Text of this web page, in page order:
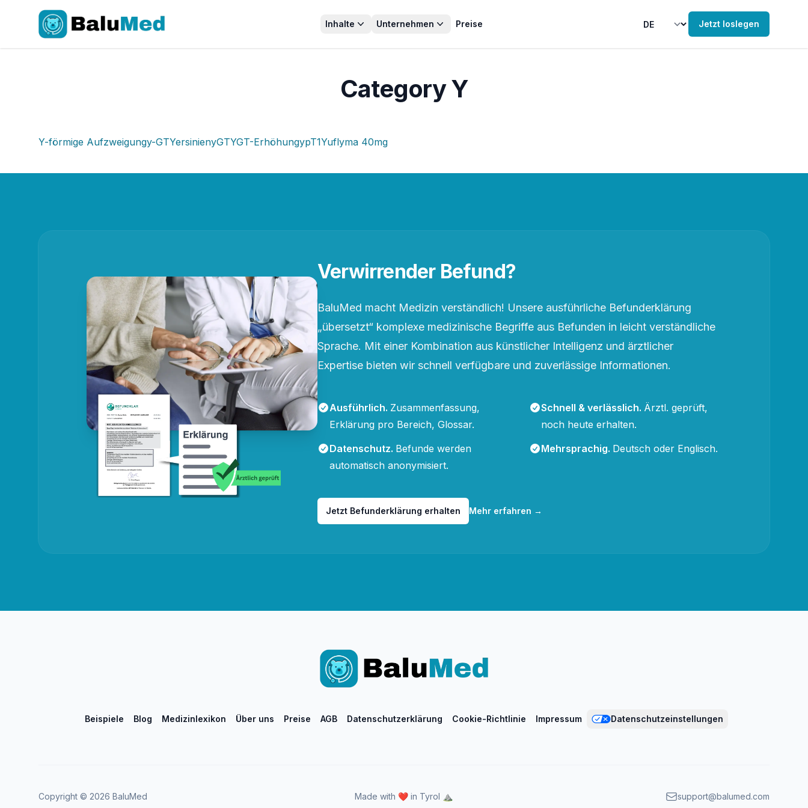
Inhalte Unternehmen Preise Jetzt loslegen
Category Y
Y-förmige Aufzweigungy-GTYersinienyGTYGT-ErhöhungypT1Yuflyma 40mg
Verwirrender Befund?
BaluMed macht Medizin verständlich! Unsere ausführliche Befunderklärung
„übersetzt“ komplexe medizinische Begriffe aus Befunden in leicht verständliche
Sprache. Mit einer Kombination aus künstlicher Intelligenz und ärztlicher
Expertise bieten wir schnell verfügbare und zuverlässige Informationen.
Ausführlich. Zusammenfassung,
Erklärung pro Bereich, Glossar.
Schnell & verlässlich. Ärztl. geprüft,
noch heute erhalten.
Datenschutz. Befunde werden
automatisch anonymisiert.
Mehrsprachig. Deutsch oder Englisch.
Jetzt Befunderklärung erhalten Mehr erfahren →
Beispiele Blog Medizinlexikon Über uns Preise AGB Datenschutzerklärung Cookie-Richtlinie Impressum Datenschutzeinstellungen
support@balumed.com
Made with ❤️ in Tyrol ⛰️
Copyright © 2026 BaluMed